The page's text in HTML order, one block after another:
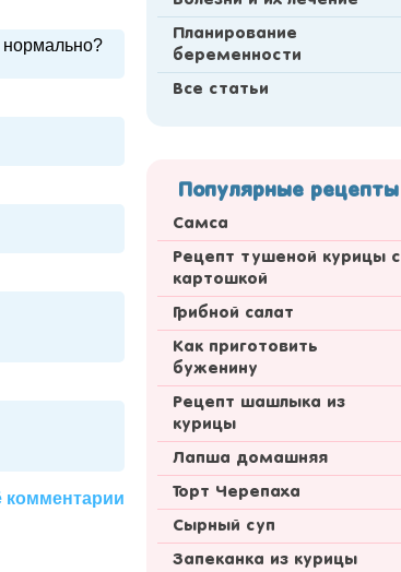
нормально?
комментарии
Планирование
беременности
Все статьи
Популярные рецепты
Самса
Рецепт тушеной курицы с
картошкой
Грибной салат
Как приготовить
буженину
Рецепт шашлыка из
курицы
Лапша домашняя
Торт Черепаха
Сырный суп
Запеканка из курицы